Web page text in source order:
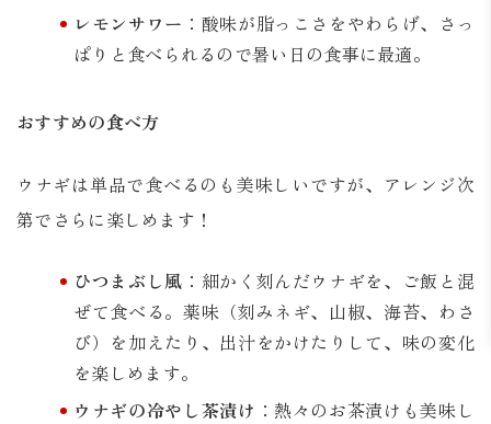
レモンサワー ：酸味が脂っこさをやわらげ、さっ
ぱりと食べられるので暑い日の食事に最適。
おすすめの食べ方
ウナギは単品で食べるのも美味しいですが、アレンジ次
第でさらに楽しめます！
ひつまぶし風 ：細かく刻んだウナギを、ご飯と混
ぜて食べる。薬味（刻みネギ、山椒、海苔、わさ
び）を加えたり、出汁をかけたりして、味の変化
を楽しめます。
ウナギの冷やし茶漬け ：熱々のお茶漬けも美味し